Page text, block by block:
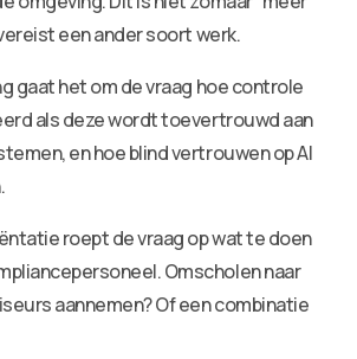
een ander soort werk.
gaat het om de vraag hoe controle
als deze wordt toevertrouwd aan
en hoe blind vertrouwen op AI
roept de vraag op wat te doen
Omscholen naar
aannemen? Of een combinatie